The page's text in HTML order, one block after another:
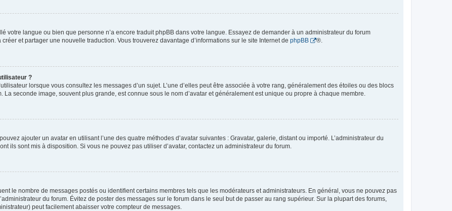
votre langue ou bien que personne n’a encore traduit phpBB dans votre langue. Essayez de demander à un administrateur du forum
et partager une nouvelle traduction. Vous trouverez davantage d’informations sur le site Internet de phpBB ®.
?
lorsque vous consultez les messages d’un sujet. L’une d’elles peut être associée à votre rang, généralement des étoiles ou des blocs
seconde image, souvent plus grande, est connue sous le nom d’avatar et généralement est unique ou propre à chaque membre.
ajouter un avatar en utilisant l’une des quatre méthodes d’avatar suivantes : Gravatar, galerie, distant ou importé. L’administrateur du
ils sont mis à disposition. Si vous ne pouvez pas utiliser d’avatar, contactez un administrateur du forum.
le nombre de messages postés ou identifient certains membres tels que les modérateurs et administrateurs. En général, vous ne pouvez pas
du forum. Évitez de poster des messages sur le forum dans le seul but de passer au rang supérieur. Sur la plupart des forums,
peut facilement abaisser votre compteur de messages.